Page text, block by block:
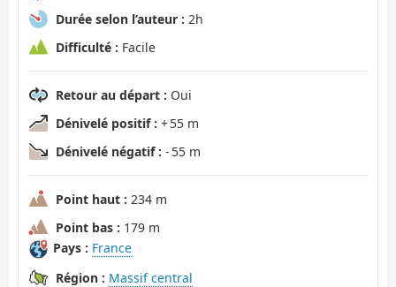
Durée selon l’auteur : 2h
Difficulté : Facile
Retour au départ : Oui
Dénivelé positif : + 55 m
Dénivelé négatif : - 55 m
Point haut : 234 m
Point bas : 179 m
Pays : France
Région : Massif central